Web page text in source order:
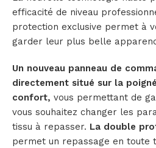
efficacité de niveau
protection exclusive permet à
garder leur plus belle
Un nouveau panneau de
directement situé sur la
confort, vous permettant de
vous souhaitez changer les
tissu à repasser. La double
permet un repassage en toute